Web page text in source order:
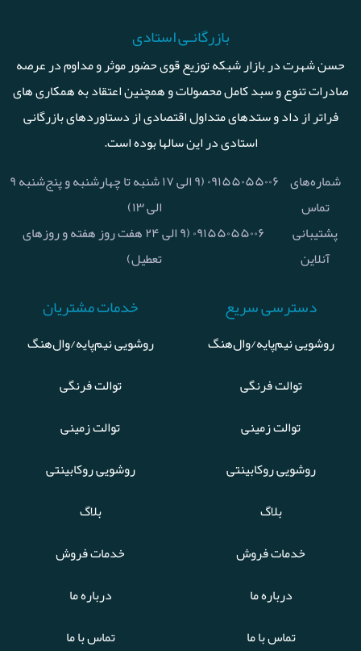
بازرگانـی استادی
حسن شهرت در بازار شبکه توزیع قوی حضور موثر و مداوم در عرصه
صادرات تنوع و سبد کامل محصولات و همچنین اعتقاد به همکاری های
فراتر از داد و ستدهای متداول اقتصادی از دستاوردهای بازرگانی
استادی در این سالها بوده است.
شماره‌های
تماس
۰۹۱۵۵۰۵۵۰۰۶ (۹ الی ۱۷ شنبه تا چهارشنبه و پنج‌شنبه ۹
الی ۱۳)
پشتیبانی
آنلاین
۰۹۱۵۵۰۵۵۰۰۶ (۹ الی ۲۴ هفت روز هفته و روزهای
تعطیل)
دسترسی سریع
روشویی نیم‌پایه/وال‌هنگ
توالت فرنگی
توالت زمینی
روشویی روکابینتی
بلاگ
خدمات فروش
درباره ما
تماس با ما
خدمات مشتریان
روشویی نیم‌پایه/وال‌هنگ
توالت فرنگی
توالت زمینی
روشویی روکابینتی
بلاگ
خدمات فروش
درباره ما
تماس با ما